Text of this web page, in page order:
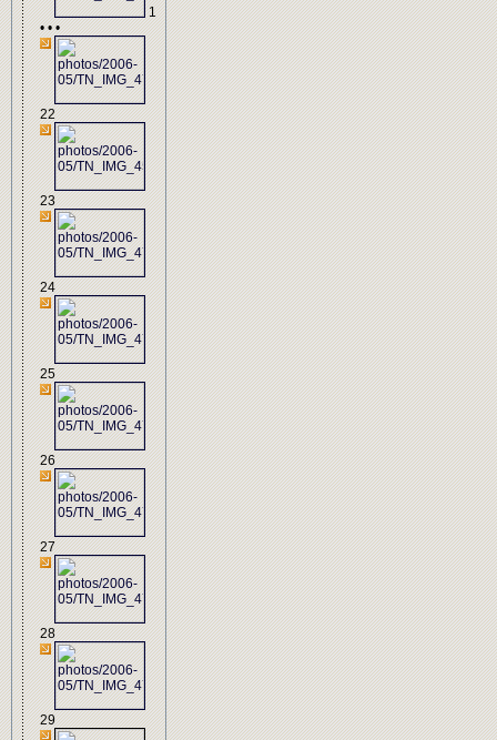
1
• • •
22
23
24
25
26
27
28
29